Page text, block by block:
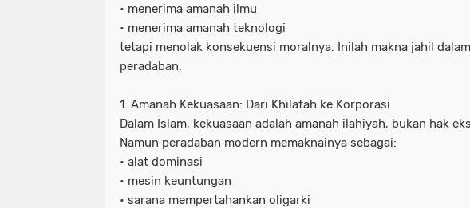
• menerima amanah ilmu
• menerima amanah teknologi
tetapi menolak konsekuensi moralnya. Inilah makna jahil
peradaban.
1. Amanah Kekuasaan: Dari Khilafah ke Korporasi
Dalam Islam, kekuasaan adalah amanah ilahiyah, bukan hak
Namun peradaban modern memaknainya sebagai:
• alat dominasi
• mesin keuntungan
• sarana mempertahankan oligarki